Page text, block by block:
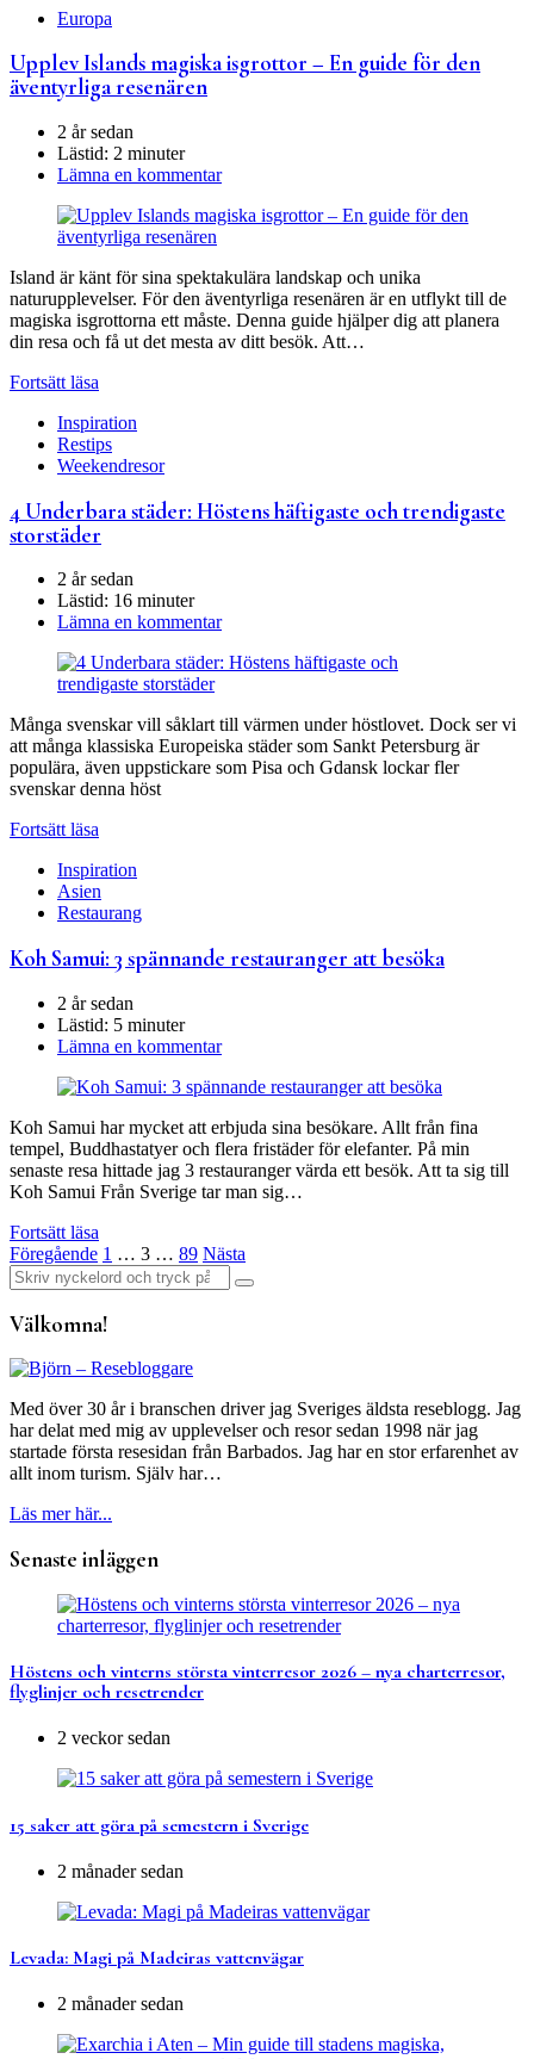
Europa
Upplev Islands magiska isgrottor – En guide för den
äventyrliga resenären
2 år sedan
Lästid: 2 minuter
Lämna en kommentar
Island är känt för sina spektakulära landskap och unika
naturupplevelser. För den äventyrliga resenären är en utflykt till de
magiska isgrottorna ett måste. Denna guide hjälper dig att planera
din resa och få ut det mesta av ditt besök. Att…
Fortsätt läsa
Inspiration
Restips
Weekendresor
4 Underbara städer: Höstens häftigaste och trendigaste
storstäder
2 år sedan
Lästid: 16 minuter
Lämna en kommentar
Många svenskar vill såklart till värmen under höstlovet. Dock ser vi
att många klassiska Europeiska städer som Sankt Petersburg är
populära, även uppstickare som Pisa och Gdansk lockar fler
svenskar denna höst
Fortsätt läsa
Inspiration
Asien
Restaurang
Koh Samui: 3 spännande restauranger att besöka
2 år sedan
Lästid: 5 minuter
Lämna en kommentar
Koh Samui har mycket att erbjuda sina besökare. Allt från fina
tempel, Buddhastatyer och flera fristäder för elefanter. På min
senaste resa hittade jag 3 restauranger värda ett besök. Att ta sig till
Koh Samui Från Sverige tar man sig…
Fortsätt läsa
Sidnumrering
för
inlägg
Föregående 1 … 3 … 89 Nästa
Sök
efter:
Välkomna!
Med över 30 år i branschen driver jag Sveriges äldsta reseblogg. Jag
har delat med mig av upplevelser och resor sedan 1998 när jag
startade första resesidan från Barbados. Jag har en stor erfarenhet av
allt inom turism. Själv har…
Läs mer här...
Senaste inläggen
Höstens och vinterns största vinterresor 2026 – nya charterresor,
flyglinjer och resetrender
2 veckor sedan
15 saker att göra på semestern i Sverige
2 månader sedan
Levada: Magi på Madeiras vattenvägar
2 månader sedan